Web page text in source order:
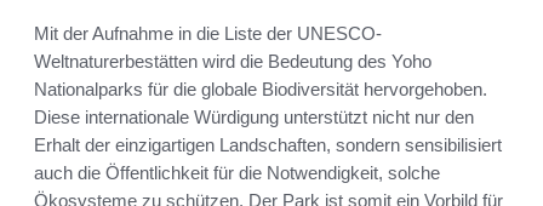
Mit der Aufnahme in die Liste der UNESCO-
Weltnaturerbestätten wird die Bedeutung des Yoho
Nationalparks für die globale Biodiversität hervorgehoben.
Diese internationale Würdigung unterstützt nicht nur den
Erhalt der einzigartigen Landschaften, sondern sensibilisiert
auch die Öffentlichkeit für die Notwendigkeit, solche
Ökosysteme zu schützen. Der Park ist somit ein Vorbild für